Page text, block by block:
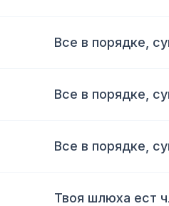
Все в порядке,
Все в порядке,
Все в порядке,
Твоя шлюха ест